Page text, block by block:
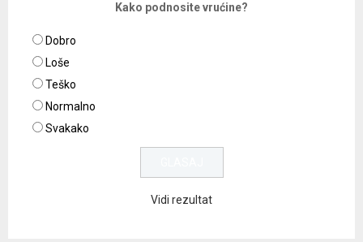
Kako podnosite vrućine?
Dobro
Loše
Teško
Normalno
Svakako
Vidi rezultat